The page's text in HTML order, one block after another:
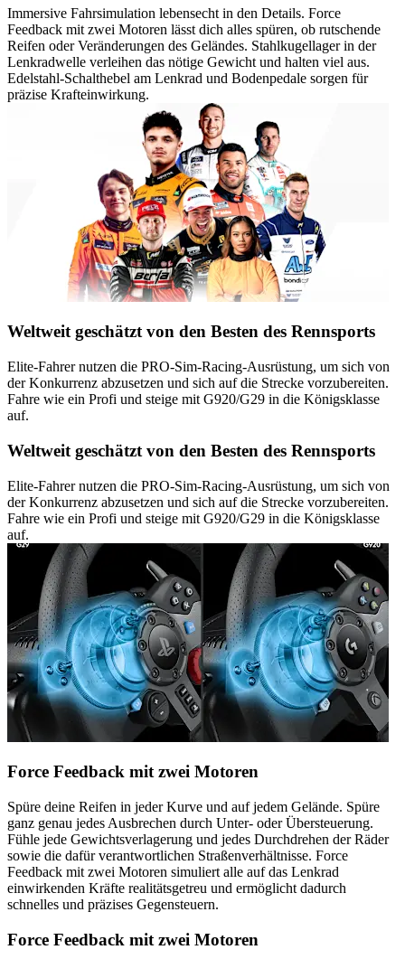
Immersive Fahrsimulation lebensecht in den Details. Force
Feedback mit zwei Motoren lässt dich alles spüren, ob rutschende
Reifen oder Veränderungen des Geländes. Stahlkugellager in der
Lenkradwelle verleihen das nötige Gewicht und halten viel aus.
Edelstahl-Schalthebel am Lenkrad und Bodenpedale sorgen für
präzise Krafteinwirkung.
Weltweit geschätzt von den Besten des Rennsports
Elite-Fahrer nutzen die PRO-Sim-Racing-Ausrüstung, um sich von
der Konkurrenz abzusetzen und sich auf die Strecke vorzubereiten.
Fahre wie ein Profi und steige mit G920/G29 in die Königsklasse
auf.
Weltweit geschätzt von den Besten des Rennsports
Elite-Fahrer nutzen die PRO-Sim-Racing-Ausrüstung, um sich von
der Konkurrenz abzusetzen und sich auf die Strecke vorzubereiten.
Fahre wie ein Profi und steige mit G920/G29 in die Königsklasse
auf.
Force Feedback mit zwei Motoren
Spüre deine Reifen in jeder Kurve und auf jedem Gelände. Spüre
ganz genau jedes Ausbrechen durch Unter- oder Übersteuerung.
Fühle jede Gewichtsverlagerung und jedes Durchdrehen der Räder
sowie die dafür verantwortlichen Straßenverhältnisse. Force
Feedback mit zwei Motoren simuliert alle auf das Lenkrad
einwirkenden Kräfte realitätsgetreu und ermöglicht dadurch
schnelles und präzises Gegensteuern.
Force Feedback mit zwei Motoren